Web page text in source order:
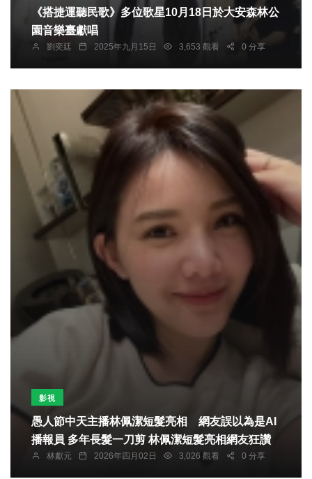
《搭捷運聽民歌》多位歌星10月18日於大安森林公
園音樂臺獻唱
劉奕廷 2025年九月15日 3,653 觀看 0 分享
影視
愚人節中天主播林佩潔短髮亮相 網友誤以為是AI
播報員 多年長髮一刀剪 林佩潔短髮亮相網友狂讚
林獻元 2026年四月02日 3,026 觀看 0 分享